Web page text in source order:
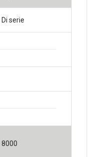
Di serie
8000